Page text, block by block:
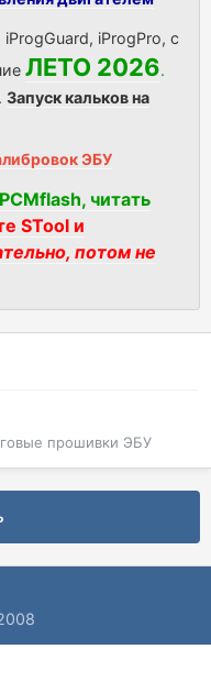
iProgPro, с
ЛЕТО 2026.
Запуск кальков на
ЭБУ
читать
STool и
потом не
прошивки ЭБУ